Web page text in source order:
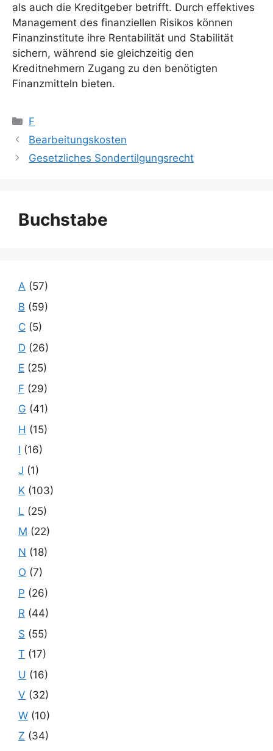
als auch die Kreditgeber betrifft. Durch effektives
Management des finanziellen Risikos können
Finanzinstitute ihre Rentabilität und Stabilität
sichern, während sie gleichzeitig den
Kreditnehmern Zugang zu den benötigten
Finanzmitteln bieten.
Kategorien
F
Bearbeitungskosten
Gesetzliches Sondertilgungsrecht
Buchstabe
A (57)
B (59)
C (5)
D (26)
E (25)
F (29)
G (41)
H (15)
I (16)
J (1)
K (103)
L (25)
M (22)
N (18)
O (7)
P (26)
R (44)
S (55)
T (17)
U (16)
V (32)
W (10)
Z (34)